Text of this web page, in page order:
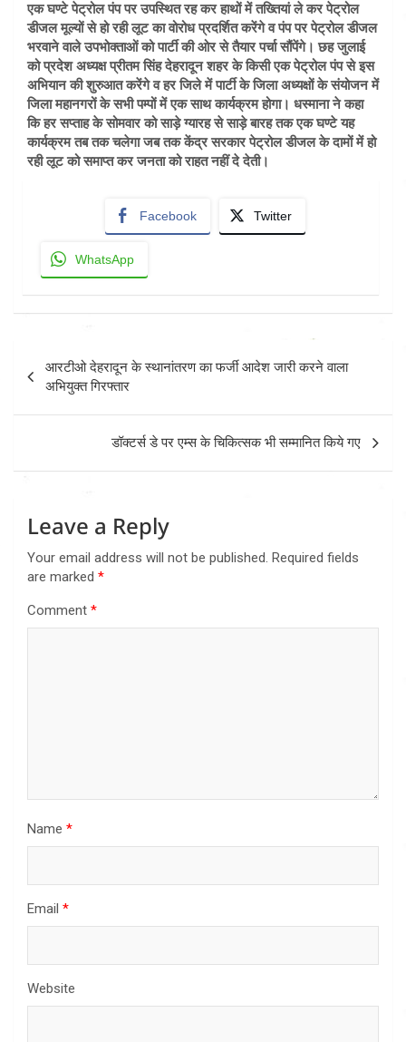
एक घण्टे पेट्रोल पंप पर उपस्थित रह कर हाथों में तख्तियां ले कर पेट्रोल
डीजल मूल्यों से हो रही लूट का वोरोध प्रदर्शित करेंगे व पंप पर पेट्रोल डीजल
भरवाने वाले उपभोक्ताओं को पार्टी की ओर से तैयार पर्चा सौंपेंगे। छह जुलाई
को प्रदेश अध्यक्ष प्रीतम सिंह देहरादून शहर के किसी एक पेट्रोल पंप से इस
अभियान की शुरुआत करेंगे व हर जिले में पार्टी के जिला अध्यक्षों के संयोजन में
जिला महानगरों के सभी पम्पों में एक साथ कार्यक्रम होगा। धस्माना ने कहा
कि हर सप्ताह के सोमवार को साड़े ग्यारह से साड़े बारह तक एक घण्टे यह
कार्यक्रम तब तक चलेगा जब तक केंद्र सरकार पेट्रोल डीजल के दामों में हो
रही लूट को समाप्त कर जनता को राहत नहीं दे देती।
Facebook Twitter
WhatsApp
navigation
आरटीओ देहरादून के स्थानांतरण का फर्जी आदेश जारी करने वाला
अभियुक्त गिरफ्तार
डॉक्टर्स डे पर एम्स के चिकित्सक भी सम्मानित किये गए
Leave a Reply
Your email address will not be published. Required fields
are marked *
Comment *
Name *
Email *
Website